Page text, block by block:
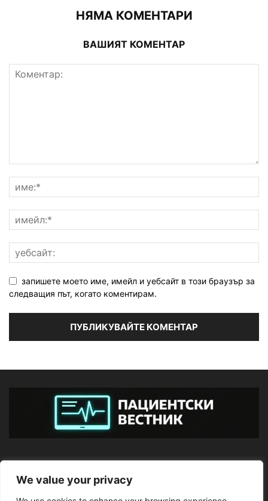
We value your privacy
НЯМА КОМЕНТАРИ
ВАШИЯТ КОМЕНТАР
запишете моето име, имейл и уебсайт в този браузър за
следващия път, когато коментирам.